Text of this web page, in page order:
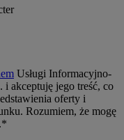
Usługi Informacyjno-
akceptuję jego treść, co
oferty i
Rozumiem, że mogę